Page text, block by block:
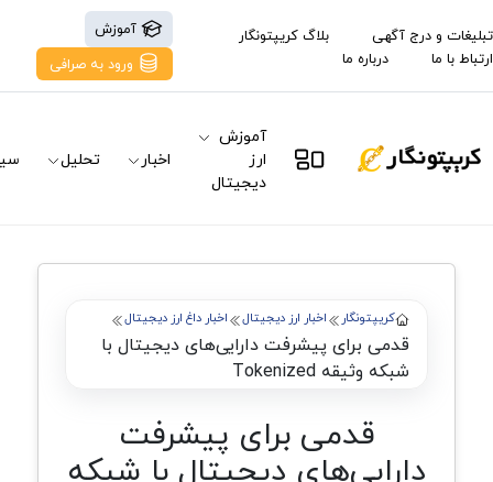
تبلیغات و درج آگهی
بلاگ کریپتونگار
ارتباط با ما
درباره ما
آموزش
ورود به صرافی
آموزش
ارز
دیجیتال
اخبار تحلیل
کریپتونگار اخبار ارز دیجیتال اخبار داغ ارز دیجیتال
قدمی برای پیشرفت دارایی‌های دیجیتال با
شبکه وثیقه Tokenized
قدمی برای پیشرفت
دارایی‌های دیجیتال با شبکه